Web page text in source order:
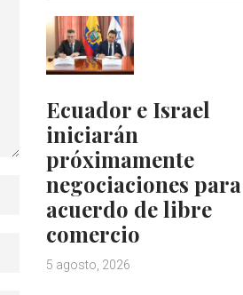
Ecuador e Israel
iniciarán
próximamente
negociaciones
acuerdo de libre
comercio
5 agosto, 2026